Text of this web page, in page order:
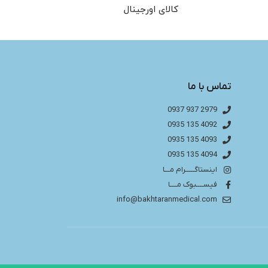
کالای اورجینال
تماس با ما
2979 937 0937
4092 135 0935
4093 135 0935
4094 135 0935
اینستاگـــــرام مـــا
فیســــبوک مــــا
info@bakhtaranmedical.com